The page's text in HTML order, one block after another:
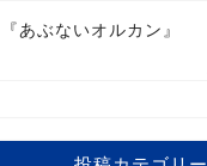
『あぶないオルカン』